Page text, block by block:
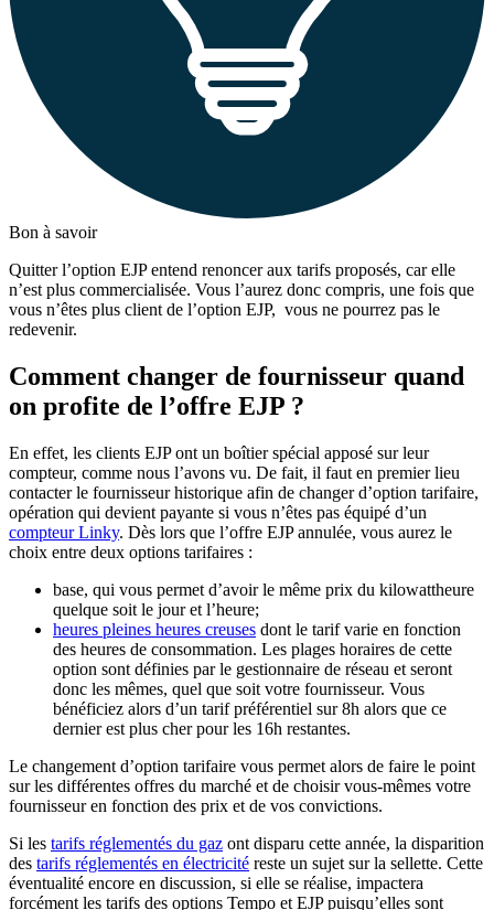
Bon à savoir
Quitter l’option EJP entend renoncer aux tarifs proposés, car elle
n’est plus commercialisée. Vous l’aurez donc compris, une fois que
vous n’êtes plus client de l’option EJP, vous ne pourrez pas le
redevenir.
Comment changer de fournisseur quand
on profite de l’offre EJP ?
En effet, les clients EJP ont un boîtier spécial apposé sur leur
compteur, comme nous l’avons vu. De fait, il faut en premier lieu
contacter le fournisseur historique afin de changer d’option tarifaire,
opération qui devient payante si vous n’êtes pas équipé d’un
compteur Linky. Dès lors que l’offre EJP annulée, vous aurez le
choix entre deux options tarifaires :
base, qui vous permet d’avoir le même prix du kilowattheure
quelque soit le jour et l’heure;
heures pleines heures creuses dont le tarif varie en fonction
des heures de consommation. Les plages horaires de cette
option sont définies par le gestionnaire de réseau et seront
donc les mêmes, quel que soit votre fournisseur. Vous
bénéficiez alors d’un tarif préférentiel sur 8h alors que ce
dernier est plus cher pour les 16h restantes.
Le changement d’option tarifaire vous permet alors de faire le point
sur les différentes offres du marché et de choisir vous-mêmes votre
fournisseur en fonction des prix et de vos convictions.
Si les tarifs réglementés du gaz ont disparu cette année, la disparition
des tarifs réglementés en électricité reste un sujet sur la sellette. Cette
éventualité encore en discussion, si elle se réalise, impactera
forcément les tarifs des options Tempo et EJP puisqu’elles sont